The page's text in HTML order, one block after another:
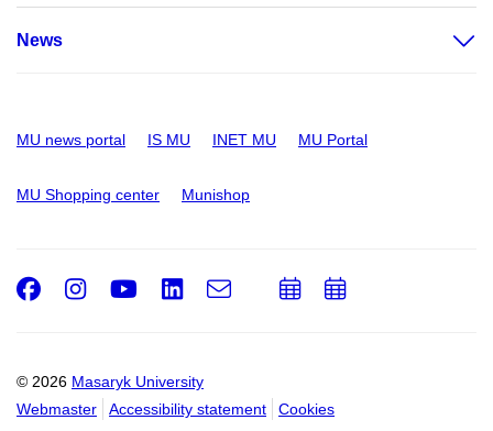
News
MU news portal IS MU INET MU MU Portal
MU Shopping center Munishop
© 2026 Masaryk University
Webmaster
Accessibility statement Cookies
Facebook
Instagram
Youtube
LinkedIn
e-
AddAdd